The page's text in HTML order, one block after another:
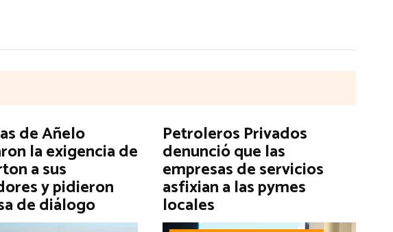
de Añelo
la exigencia de
a sus
y pidieron
de diálogo
Petroleros Privados
denunció que las
empresas de servicios
asfixian a las pymes
locales